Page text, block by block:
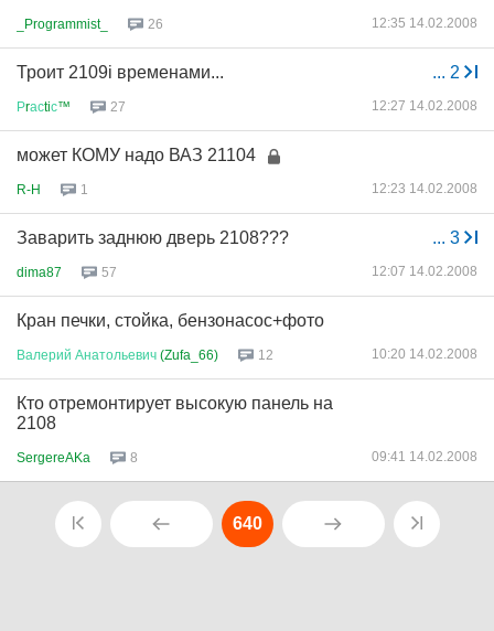
_Programmist_ 26 12:35 14.02.2008
... 2
Троит 2109i временами...
Рrасtiс™ 27 12:27 14.02.2008
может КОМУ надо ВАЗ 21104
R-H 1 12:23 14.02.2008
... 3
Заварить заднюю дверь 2108???
dima87 57 12:07 14.02.2008
Кран печки, стойка, бензонасос+фото
Валерий Анатольевич (Zufa_66) 12 10:20 14.02.2008
Кто отремонтирует высокую панель на
2108
SergereAKa 8 09:41 14.02.2008
640